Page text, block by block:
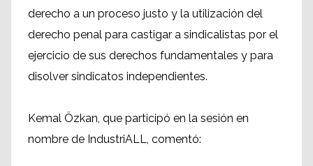
derecho a un proceso justo y la utilización del
derecho penal para castigar a sindicalistas por el
ejercicio de sus derechos fundamentales y para
disolver sindicatos independientes.
Kemal Özkan, que participó en la sesión en
nombre de IndustriALL, comentó: